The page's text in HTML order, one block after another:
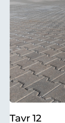
Tavr 12